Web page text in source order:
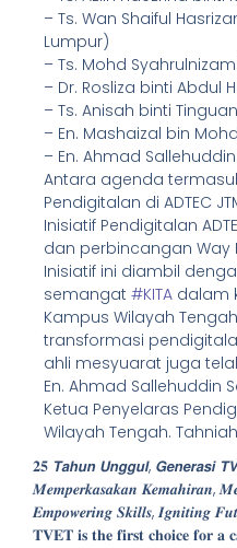
– Ts. Wan Shaiful
Lumpur)
– Ts. Mohd
– Dr. Rosliza binti Abdul
– Ts. Anisah binti
– En. Mashaizal bin
– En. Ahmad
Antara agenda
Pendigitalan di ADTEC
Inisiatif Pendigitalan
dan perbincangan Way
Inisiatif ini diambil
semangat #KITA dalam
Kampus Wilayah
transformasi
ahli mesyuarat juga
En. Ahmad Sallehuddin
Ketua Penyelaras
Wilayah Tengah.
𝟐𝟓 𝙏𝙖𝙝𝙪𝙣 𝙐𝙣𝙜𝙜𝙪𝙡, 𝙂𝙚𝙣𝙚𝙧𝙖𝙨𝙞
𝑴𝒆𝒎𝒑𝒆𝒓𝒌𝒂𝒔𝒂𝒌𝒂𝒏 𝑲𝒆𝒎𝒂𝒉𝒊𝒓𝒂𝒏,
𝑬𝒎𝒑𝒐𝒘𝒆𝒓𝒊𝒏𝒈 𝑺𝒌𝒊𝒍𝒍𝒔, 𝑰𝒈𝒏𝒊𝒕𝒊𝒏𝒈
𝐓𝐕𝐄𝐓 𝐢𝐬 𝐭𝐡𝐞 𝐟𝐢𝐫𝐬𝐭 𝐜𝐡𝐨𝐢𝐜𝐞 𝐟𝐨𝐫 𝐚